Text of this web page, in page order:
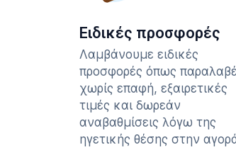
Ειδικές προσφορές
Λαμβάνουμε ειδικές
προσφορές όπως
χωρίς επαφή, εξαιρετικές
τιμές και δωρεάν
αναβαθμίσεις λόγω της
ηγετικής θέσης στην